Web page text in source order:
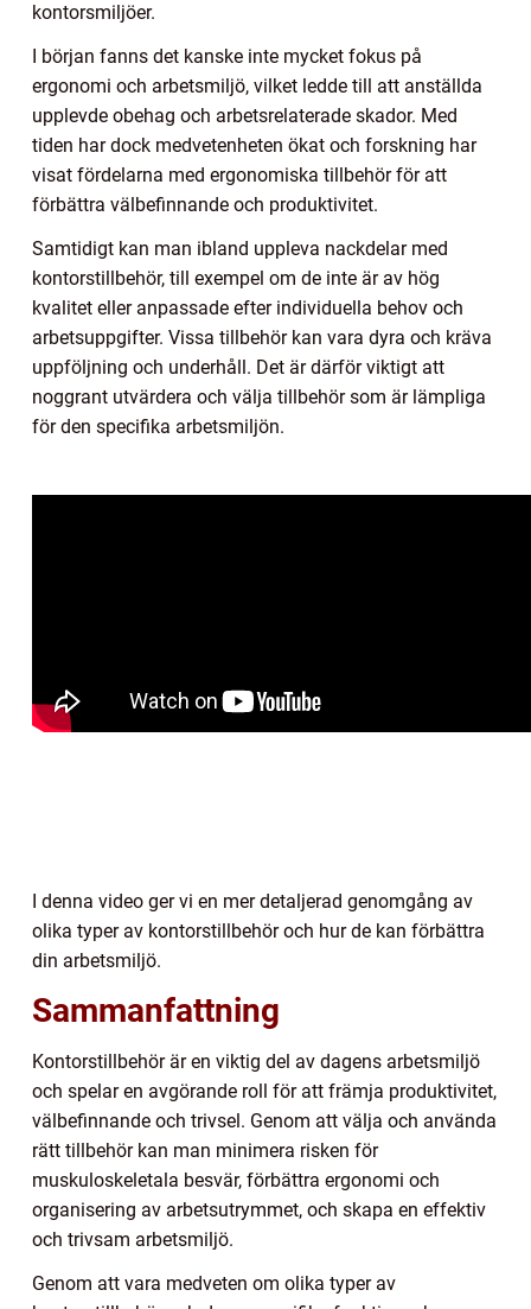
kontorsmiljöer.
I början fanns det kanske inte mycket fokus på
ergonomi och arbetsmiljö, vilket ledde till att anställda
upplevde obehag och arbetsrelaterade skador. Med
tiden har dock medvetenheten ökat och forskning har
visat fördelarna med ergonomiska tillbehör för att
förbättra välbefinnande och produktivitet.
Samtidigt kan man ibland uppleva nackdelar med
kontorstillbehör, till exempel om de inte är av hög
kvalitet eller anpassade efter individuella behov och
arbetsuppgifter. Vissa tillbehör kan vara dyra och kräva
uppföljning och underhåll. Det är därför viktigt att
noggrant utvärdera och välja tillbehör som är lämpliga
för den specifika arbetsmiljön.
I denna video ger vi en mer detaljerad genomgång av
olika typer av kontorstillbehör och hur de kan förbättra
din arbetsmiljö.
Sammanfattning
Kontorstillbehör är en viktig del av dagens arbetsmiljö
och spelar en avgörande roll för att främja produktivitet,
välbefinnande och trivsel. Genom att välja och använda
rätt tillbehör kan man minimera risken för
muskuloskeletala besvär, förbättra ergonomi och
organisering av arbetsutrymmet, och skapa en effektiv
och trivsam arbetsmiljö.
Genom att vara medveten om olika typer av